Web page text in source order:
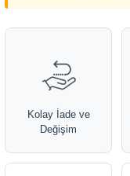
Kolay İade ve
Değişim